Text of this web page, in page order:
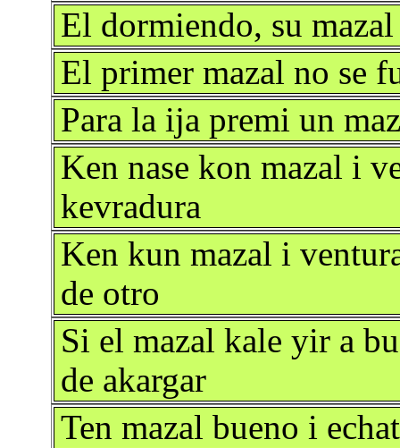
El dormiendo, su
El primer mazal no se
Para la ija premi un
Ken nase kon mazal i
kevradura
Ken kun mazal i
de otro
Si el mazal kale yir a
de akargar
Ten mazal bueno i